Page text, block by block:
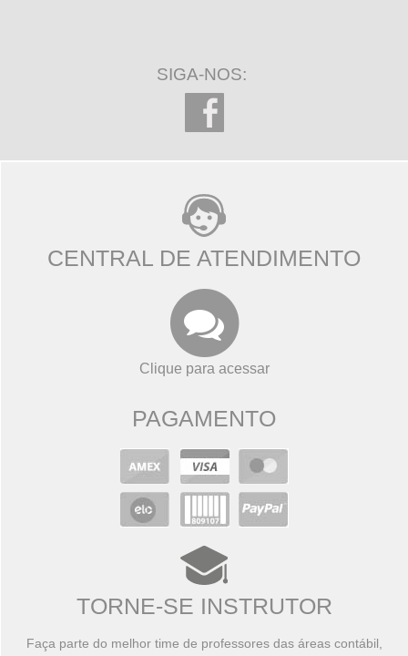
SIGA-NOS:
CENTRAL DE ATENDIMENTO
Clique para acessar
PAGAMENTO
TORNE-SE INSTRUTOR
Faça parte do melhor time de professores das áreas contábil,